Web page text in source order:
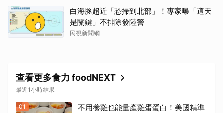
白海豚超近「恐掃到北部」！專家曝「這天
是關鍵」不排除發陸警
民視新聞網
查看更多食力 foodNEXT
最近1小時結果
01
不用養雞也能量產雞蛋蛋白！美國精準